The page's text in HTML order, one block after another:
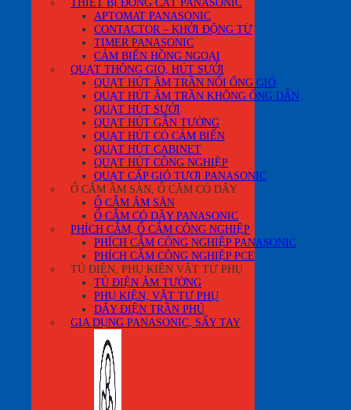
THIẾT BỊ ĐÓNG CẮT PANASONIC
APTOMAT PANASONIC
CONTACTOR – KHỞI ĐỘNG TỪ
TIMER PANASONIC
CẢM BIẾN HỒNG NGOẠI
QUẠT THÔNG GIÓ, HÚT SƯỞI
QUẠT HÚT ÂM TRẦN NỐI ỐNG GIÓ
QUẠT HÚT ÂM TRẦN KHÔNG ỐNG DẪN
QUẠT HÚT SƯỞI
QUẠT HÚT GẮN TƯỜNG
QUẠT HÚT CÓ CẢM BIẾN
QUẠT HÚT CABINET
QUẠT HÚT CÔNG NGHIỆP
QUẠT CẤP GIÓ TƯƠI PANASONIC
Ổ CẮM ÂM SÀN, Ổ CĂM CÓ DÂY
Ổ CẮM ÂM SÀN
Ổ CẮM CÓ DÂY PANASONIC
PHÍCH CẮM, Ổ CẮM CÔNG NGHIỆP
PHÍCH CẮM CÔNG NGHIỆP PANASONIC
PHÍCH CẮM CÔNG NGHIỆP PCE
TỦ ĐIỆN, PHỤ KIỆN VẬT TƯ PHỤ
TỦ ĐIỆN ÂM TƯỜNG
PHỤ KIỆN, VẬT TƯ PHỤ
DÂY ĐIỆN TRẦN PHÚ
GIA DỤNG PANASONIC, SẤY TAY